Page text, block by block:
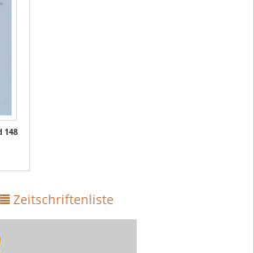
148
Zeitschriftenliste